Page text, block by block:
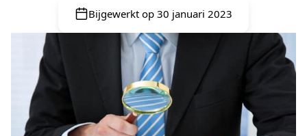
Bijgewerkt op 30 januari 2023